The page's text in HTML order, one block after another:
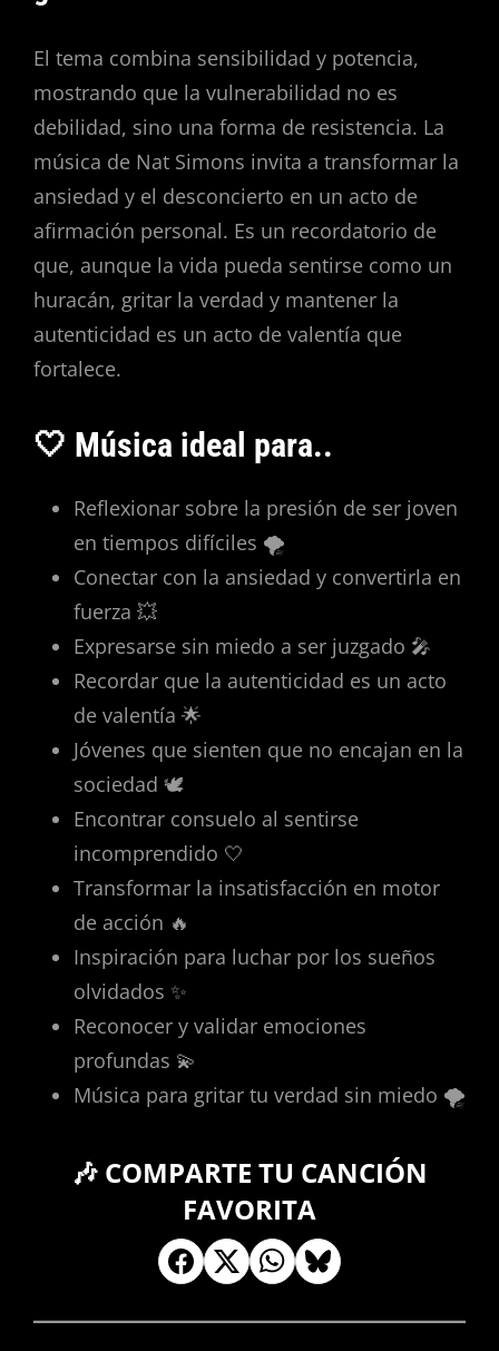
El tema combina sensibilidad y potencia,
mostrando que la vulnerabilidad no es
debilidad, sino una forma de resistencia. La
música de Nat Simons invita a transformar la
ansiedad y el desconcierto en un acto de
afirmación personal. Es un recordatorio de
que, aunque la vida pueda sentirse como un
huracán, gritar la verdad y mantener la
autenticidad es un acto de valentía que
fortalece.
🤍 Música ideal para..
Reflexionar sobre la presión de ser joven
en tiempos difíciles 🌪️
Conectar con la ansiedad y convertirla en
fuerza 💥
Expresarse sin miedo a ser juzgado 🎤
Recordar que la autenticidad es un acto
de valentía 🌟
Jóvenes que sienten que no encajan en la
sociedad 🕊️
Encontrar consuelo al sentirse
incomprendido 🤍
Transformar la insatisfacción en motor
de acción 🔥
Inspiración para luchar por los sueños
olvidados ✨
Reconocer y validar emociones
profundas 💫
Música para gritar tu verdad sin miedo 🌪️
🎶 COMPARTE TU CANCIÓN
FAVORITA